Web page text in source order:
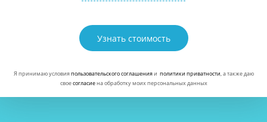
Узнать стоимость
Я принимаю условияпользовательского соглашенияи политики приватности, а также даю
своесогласиена обработку моих персональных данных